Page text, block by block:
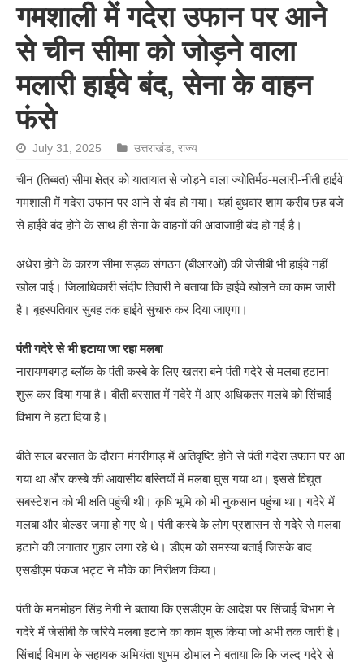
गमशाली में गदेरा उफान पर आने
से चीन सीमा को जोड़ने वाला
मलारी हाईवे बंद, सेना के वाहन
फंसे
July 31, 2025 उत्तराखंड,राज्य
चीन (तिब्बत) सीमा क्षेत्र को यातायात से जोड़ने वाला ज्योतिर्मठ-मलारी-नीती हाईवे
गमशाली में गदेरा उफान पर आने से बंद हो गया। यहां बुधवार शाम करीब छह बजे
से हाईवे बंद होने के साथ ही सेना के वाहनों की आवाजाही बंद हो गई है।
अंधेरा होने के कारण सीमा सड़क संगठन (बीआरओ) की जेसीबी भी हाईवे नहीं
खोल पाई। जिलाधिकारी संदीप तिवारी ने बताया कि हाईवे खोलने का काम जारी
है। बृहस्पतिवार सुबह तक हाईवे सुचारु कर दिया जाएगा।
पंती गदेरे से भी हटाया जा रहा मलबा
नारायणबगड़ ब्लॉक के पंती कस्बे के लिए खतरा बने पंती गदेरे से मलबा हटाना
शुरू कर दिया गया है। बीती बरसात में गदेरे में आए अधिकतर मलबे को सिंचाई
विभाग ने हटा दिया है।
बीते साल बरसात के दौरान मंगरीगाड़ में अतिवृष्टि होने से पंती गदेरा उफान पर आ
गया था और कस्बे की आवासीय बस्तियोंं में मलबा घुस गया था। इससे विद्युत
सबस्टेशन को भी क्षति पहुंची थी। कृषि भूमि को भी नुकसान पहुंचा था। गदेरे में
मलबा और बोल्डर जमा हो गए थे। पंती कस्बे के लोग प्रशासन से गदेरे से मलबा
हटाने की लगातार गुहार लगा रहे थे। डीएम को समस्या बताई जिसके बाद
एसडीएम पंकज भट्ट ने मौके का निरीक्षण किया।
पंती के मनमोहन सिंह नेगी ने बताया कि एसडीएम के आदेश पर सिंचाई विभाग ने
गदेरे में जेसीबी के जरिये मलबा हटाने का काम शुरू किया जो अभी तक जारी है।
सिंचाई विभाग के सहायक अभियंता शुभम डोभाल ने बताया कि कि जल्द गदेरे से